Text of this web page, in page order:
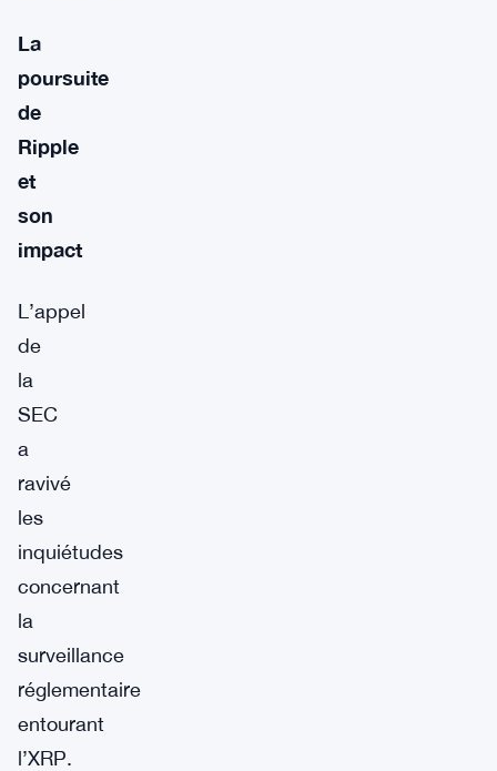
La
poursuite
de
Ripple
et
son
impact
L’appel
de
la
SEC
a
ravivé
les
inquiétudes
concernant
la
surveillance
réglementaire
entourant
l’XRP.